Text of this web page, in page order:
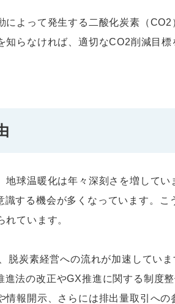
よって発生する二酸化炭素（CO2
らなければ、適切なCO2削減目
球温暖化は年々深刻さを増して
する機会が多くなっています。
ています。
脱炭素経営への流れが加速してい
法の改正やGX推進に関する制度
報開示、さらには排出量取引へ